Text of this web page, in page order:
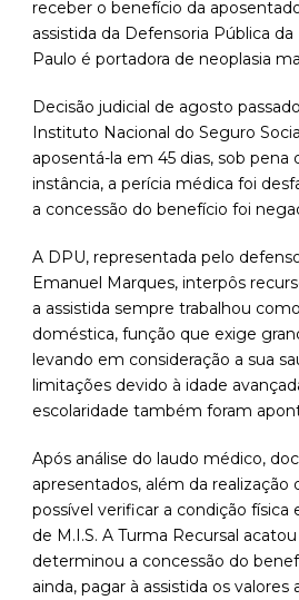
receber o benefício da
assistida da Defensoria Pública
Paulo é portadora de neoplasia
Decisão judicial de agosto
Instituto Nacional do Seguro
aposentá-la em 45 dias, sob pena
instância, a perícia médica foi
a concessão do benefício foi
A DPU, representada pelo
Emanuel Marques, interpôs
a assistida sempre trabalhou
doméstica, função que exige
levando em consideração a sua
limitações devido à idade
escolaridade também foram
Após análise do laudo médico,
apresentados, além da realização
possível verificar a condição física
de M.I.S. A Turma Recursal
determinou a concessão do
ainda, pagar à assistida os